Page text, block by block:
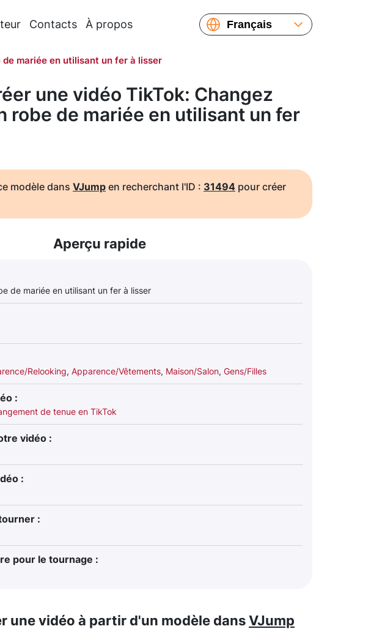
Contacts À propos
Français
Українська
繁體中文
mariée en utilisant un fer à lisser
une vidéo TikTok: Changez
robe de mariée en utilisant un fer
modèle dans VJump en recherchant l'ID : 31494 pour créer
Aperçu rapide
de mariée en utilisant un fer à lisser
Relooking, Apparence/Vêtements, Maison/Salon, Gens/Filles
:
de tenue en TikTok
vidéo :
:
:
pour le tournage :
une vidéo à partir d'un modèle dansVJump